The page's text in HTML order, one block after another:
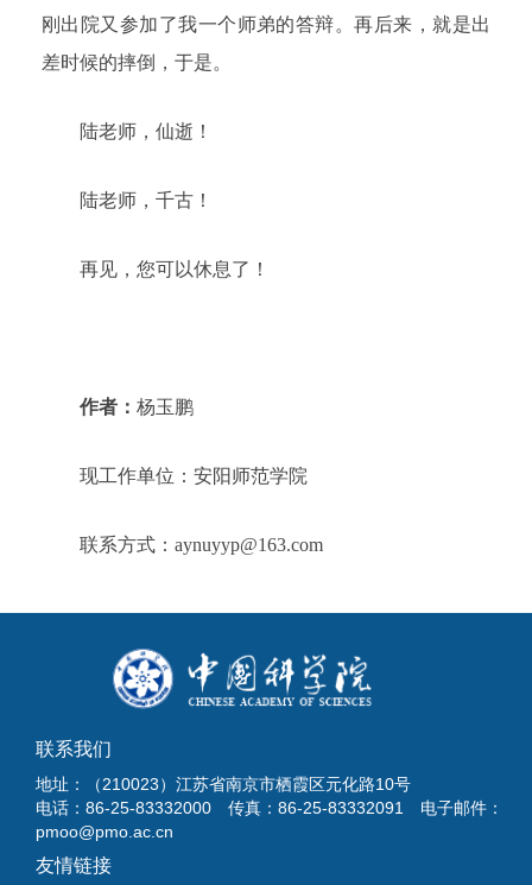
刚出院又参加了我一个师弟的答辩。再后来，就是出
差时候的摔倒，于是。
陆老师，仙逝！
陆老师，千古！
再见，您可以休息了！
作者： 杨玉鹏
现工作单位：安阳师范学院
联系方式：aynuyyp@163.com
联系我们
地址：（210023）江苏省南京市栖霞区元化路10号
电话：86-25-83332000 传真：86-25-83332091 电子邮件：
pmoo@pmo.ac.cn
友情链接